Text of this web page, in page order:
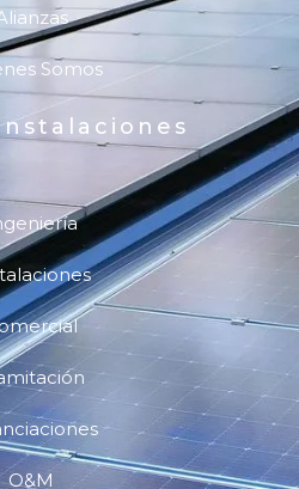
Somos
O&M